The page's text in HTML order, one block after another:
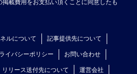
載費用をお支払い頂くことに同意したも
ルについて 記事提供先について
イバシーポリシー お問い合わせ
リリース送付先について 運営会社